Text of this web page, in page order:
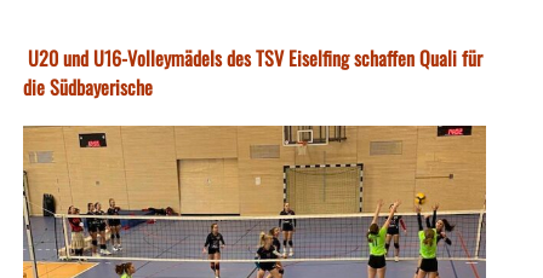
U20 und U16-Volleymädels des TSV Eiselfing schaffen Quali für
die Südbayerische